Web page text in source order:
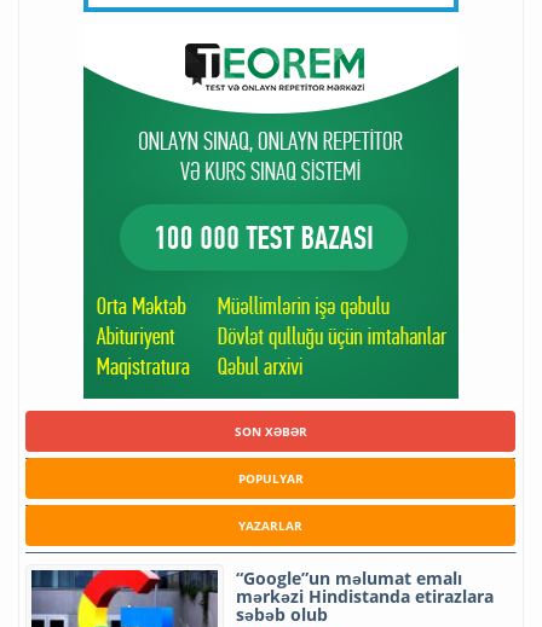
SON XƏBƏR
POPULYAR
YAZARLAR
“Google”un məlumat emalı
mərkəzi Hindistanda etirazlara
səbəb olub